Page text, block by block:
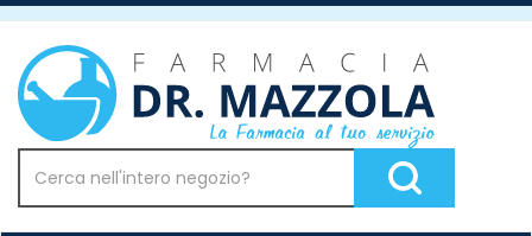
Passa
contenuto
principale
Farmacia
Mazzola
Prodotto
Cerca Prodotto